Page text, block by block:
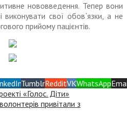
нововведення. Тепер вони
свої обов`язки, а не
прийому пацієнтів.
TumblrRedditVKWhatsApp
«Голос. Діти»
привітали з